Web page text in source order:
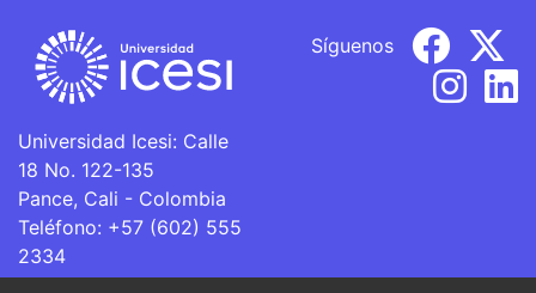
Universidad Icesi: Calle
18 No. 122-135
Pance, Cali - Colombia
Teléfono: +57 (602) 555
2334
ventanillaunica@icesi.edu.co
Síguenos